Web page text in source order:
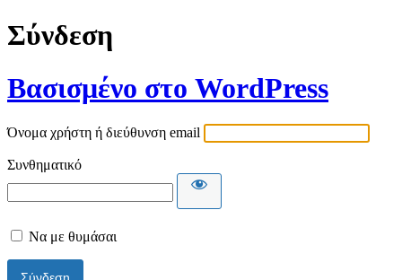
Σύνδεση
Βασισμένο στο WordPress
Όνομα χρήστη ή διεύθυνση email
Συνθηματικό
Να με θυμάσαι